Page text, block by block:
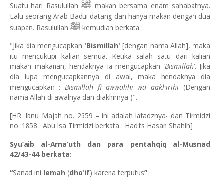
Suatu hari Rasulullahﷺ makan bersama enam sahabatnya.
Lalu seorang Arab Badui datang dan hanya makan dengan dua
suapan. Rasulullah ﷺ kemudian berkata :
"Jika dia mengucapkan 'Bismillah' [dengan nama Allah], maka
itu mencukupi kalian semua. Ketika salah satu dari kalian
makan makanan, hendaknya ia mengucapkan 'Bismillah'. Jika
dia lupa mengucapkannya di awal, maka hendaknya dia
mengucapkan : Bismillah fi awwalihi wa aakhirihi (Dengan
nama Allah di awalnya dan diakhirnya )".
[HR. Ibnu Majah no. 2659 – ini adalah lafadznya- dan Tirmidzi
no. 1858 . Abu Isa Tirmidzi berkata : Hadits Hasan Shahih] .
Syu’aib al-Arna’uth dan para pentahqiq al-Musnad
42/43-44 berkata:
“Sanad ini lemah (dho'if) karena terputus”.